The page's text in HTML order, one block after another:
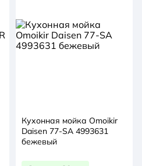
Кухонная мойка Omoikir
Daisen 77-SA 4993631
бежевый